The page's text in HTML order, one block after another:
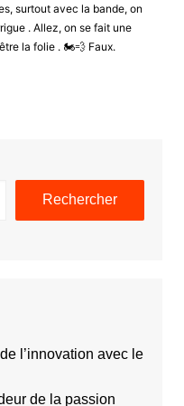
surtout avec la bande, on
. Allez, on se fait une
la folie . 🏍️💨 Faux.
Rechercher
l’innovation avec le
de la passion